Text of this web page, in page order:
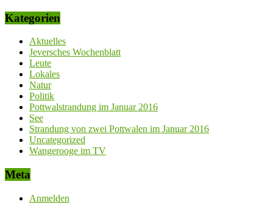
Kategorien
Aktuelles
Jeversches Wochenblatt
Leute
Lokales
Natur
Politik
Pottwalstrandung im Januar 2016
See
Strandung von zwei Pottwalen im Januar 2016
Uncategorized
Wangerooge im TV
Meta
Anmelden